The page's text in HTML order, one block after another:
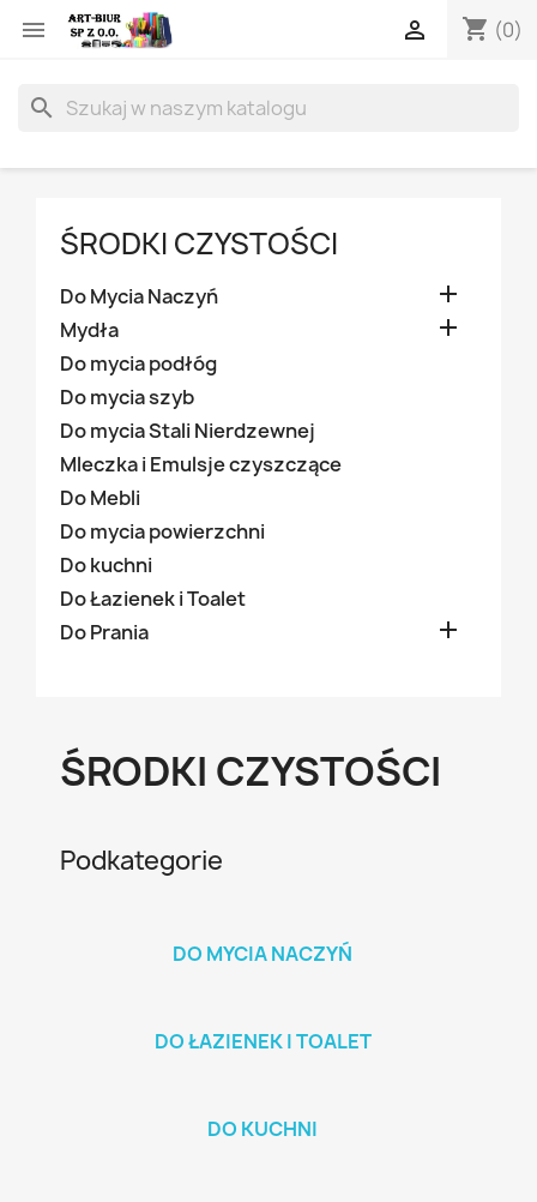
 shopping_cart (0)

search
ŚRODKI CZYSTOŚCI
Do Mycia Naczyń 
Mydła 
Do mycia podłóg
Do mycia szyb
Do mycia Stali Nierdzewnej
Mleczka i Emulsje czyszczące
Do Mebli
Do mycia powierzchni
Do kuchni
Do Łazienek i Toalet
Do Prania

ŚRODKI CZYSTOŚCI
Podkategorie
DO MYCIA NACZYŃ
DO ŁAZIENEK I TOALET
DO KUCHNI